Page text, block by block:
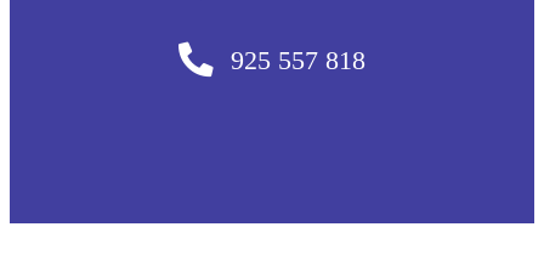
925 557 818